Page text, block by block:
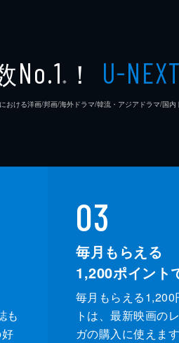
No.1 ※ ！ U-NEXT
ける洋画/邦画/海外ドラマ/韓流・アジアドラマ/国内
も
03
毎月もらえる
1,200ポイント
毎月もらえる1,200
トは、最新映画の
ガの購入に使えま